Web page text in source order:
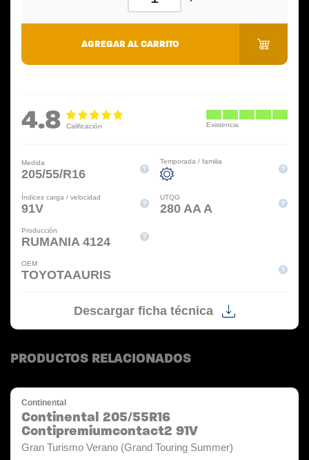
Medida
205/55/R16
Temporada / familia
Índices carga / velocidad
91V
UTQG
280 AA A
Producción
RUMANIA 4124
OEM
TOYOTAAURIS
Descargar ficha técnica
4.8
AGREGAR AL CARRITO
PRODUCTOS RELACIONADOS
Continental
Continental 205/55R16
Contipremiumcontact2 91V
Gran Turismo Verano (Grand Touring Summer)